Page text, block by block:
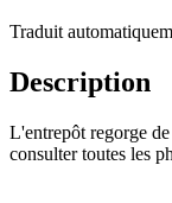
Traduit
Description
L'entrepôt regorge
consulter toutes les